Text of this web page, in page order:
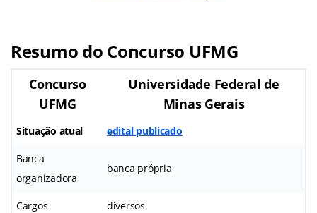
Resumo do Concurso UFMG
Concurso
UFMG
Universidade Federal de
Minas Gerais
Situação atual edital publicado
Banca
organizadora
banca própria
Cargos diversos